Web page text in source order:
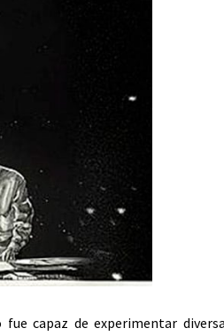
capaz de experimentar